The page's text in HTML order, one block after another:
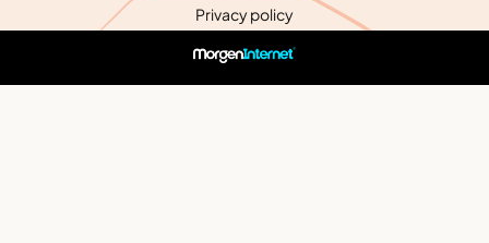
Privacy policy